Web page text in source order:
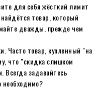
для себя жёсткий лимит
товар, который
дважды, прежде чем
Часто товар, купленный "на
что "скидка слишком
Всегда задавайтесь
необходимо?